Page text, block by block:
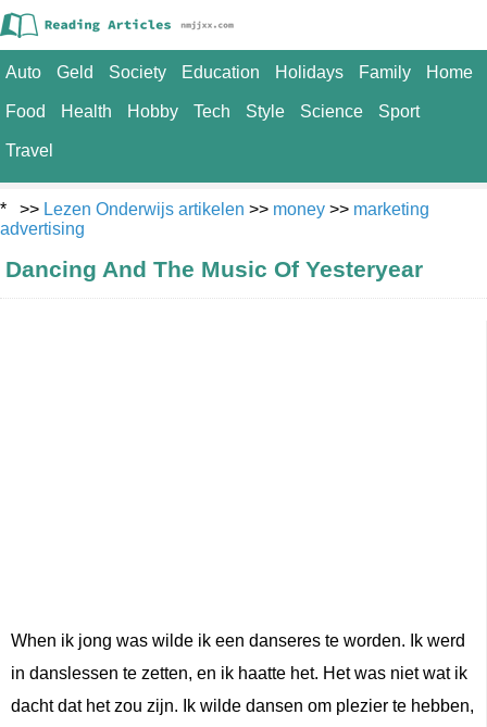
Auto Geld Society Education Holidays Family Home
Food Health Hobby Tech Style Science Sport
Travel
* >> Lezen Onderwijs artikelen >> money >> marketing
advertising
Dancing And The Music Of Yesteryear
When ik jong was wilde ik een danseres te worden. Ik werd
in danslessen te zetten, en ik haatte het. Het was niet wat ik
dacht dat het zou zijn. Ik wilde dansen om plezier te hebben,